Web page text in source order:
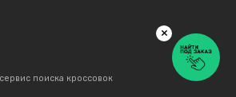
сервис поиска кроссовок
×